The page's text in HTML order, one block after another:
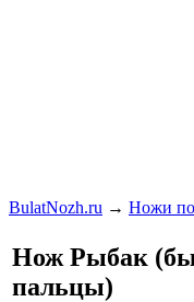
BulatNozh.ru → Ножи по
Нож Рыбак
пальцы)